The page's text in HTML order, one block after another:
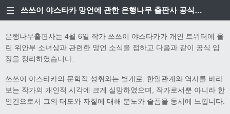
쓰쓰이 야스타카 망언에 관한 은행나무 출판사 공식입장
은행나무출판사는 4월 6일 작가 쓰쓰이 야스타카가 개인 트위터에 올
린 위안부 소녀상과 관련한 망언 소식을 접하고 다음과 같이 공식 입
장을 정리하였습니다.
쓰쓰이 야스타카의 문학적 성취와는 별개로, 한일관계와 역사를 바라
보는 작가의 개인적 시각에 크게 실망하였으며, 작가로서뿐 아니라 한
인간으로서 그의 태도와 자질에 대해 분노와 슬픔을 동시에 느낍니다.